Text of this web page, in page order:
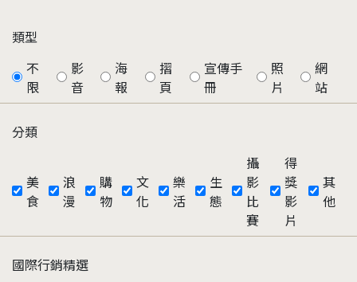
類型
不
限
影
音
海
報
摺
頁
宣傳手
冊
照
片
網
站
分類
美
食
浪
漫
購
物
文
化
樂
活
生
態
攝
影
比
賽
得
獎
影
片
其
他
國際行銷精選